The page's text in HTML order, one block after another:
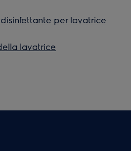
per lavatrice
lavatrice